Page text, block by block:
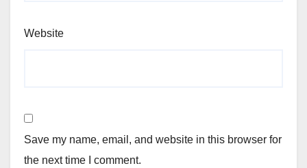
Website
Save my name, email, and website in this browser for
the next time I comment.